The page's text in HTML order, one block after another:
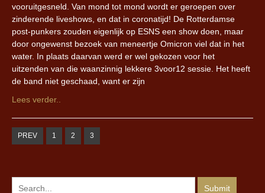
vooruitgesneld. Van mond tot mond wordt er geroepen over
zinderende liveshows, en dat in coronatijd! De Rotterdamse
post-punkers zouden eigenlijk op ESNS een show doen, maar
door ongewenst bezoek van meneertje Omicron viel dat in het
water. In plaats daarvan werd er wel gekozen voor het
uitzenden van die waanzinnig lekkere 3voor12 sessie. Het heeft
de band niet geschaad, want er zijn
Lees verder..
PREV 1 2 3